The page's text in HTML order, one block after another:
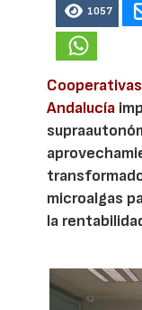
1057
Andalucía
microalgas
la